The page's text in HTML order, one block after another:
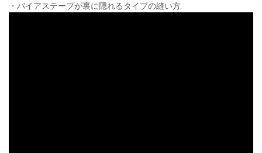
・バイアステープが裏に隠れるタイプの縫い方